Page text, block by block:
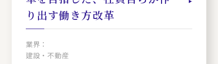
り出す働き方改革
業界：
建設・不動産